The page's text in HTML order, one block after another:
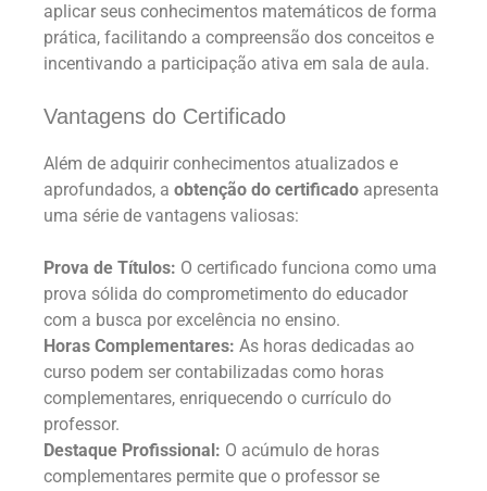
aplicar seus conhecimentos matemáticos de forma
prática, facilitando a compreensão dos conceitos e
incentivando a participação ativa em sala de aula.
Vantagens do Certificado
Além de adquirir conhecimentos atualizados e
aprofundados, a obtenção do certificado apresenta
uma série de vantagens valiosas:
Prova de Títulos: O certificado funciona como uma
prova sólida do comprometimento do educador
com a busca por excelência no ensino.
Horas Complementares: As horas dedicadas ao
curso podem ser contabilizadas como horas
complementares, enriquecendo o currículo do
professor.
Destaque Profissional: O acúmulo de horas
complementares permite que o professor se